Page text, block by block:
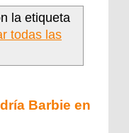
la etiqueta
todas las
Barbie en